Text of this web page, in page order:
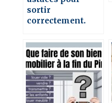
sortir
correctement.